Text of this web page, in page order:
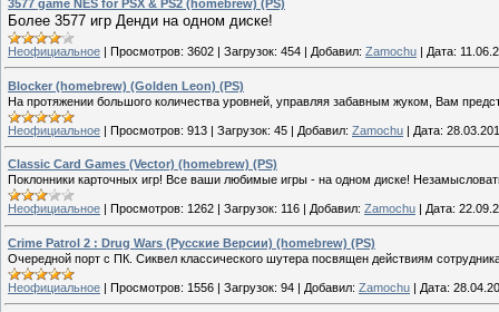
3577 game NES for PSX & PS2 (homebrew) (PS)
Более 3577 игр Денди на одном диске!
Неофициальное | Просмотров: 3602 | Загрузок: 454 | Добавил: Zamochu | Дата:
Blocker (homebrew) (Golden Leon) (PS)
На протяжении большого количества уровней, управляя забавным жуком, Вам
Неофициальное | Просмотров: 913 | Загрузок: 45 | Добавил: Zamochu | Дата:
Classic Card Games (Vector) (homebrew) (PS)
Поклонники карточных игр! Все ваши любимые игры - на одном диске!
Неофициальное Просмотров: 1262 Загрузок: 116 Добавил: Zamochu Дата:
Crime Patrol 2 : Drug Wars (Русские Версии) (homebrew) (PS)
Очередной порт с ПК. Сиквел классического шутера посвящен действиям
Неофициальное | Просмотров: 1556 | Загрузок: 94 | Добавил: Zamochu | Дата: